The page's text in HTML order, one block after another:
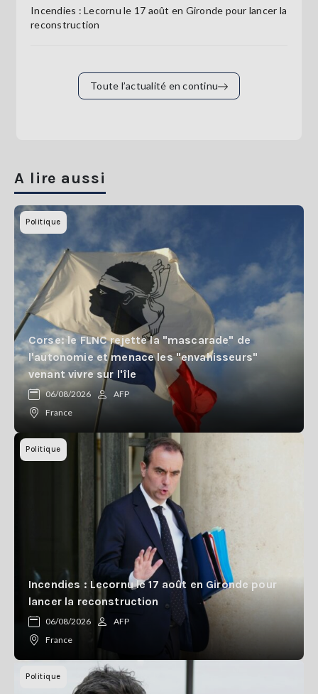
Incendies : Lecornu le 17 août en Gironde pour lancer la
reconstruction
Toute l’actualité en continu
A lire aussi
Politique
Corse: le FLNC rejette la "mascarade" de
l'autonomie et menace les "envahisseurs"
venant vivre sur l'île
06/08/2026
AFP
France
Politique
Incendies : Lecornu le 17 août en Gironde pour
lancer la reconstruction
06/08/2026
AFP
France
Politique